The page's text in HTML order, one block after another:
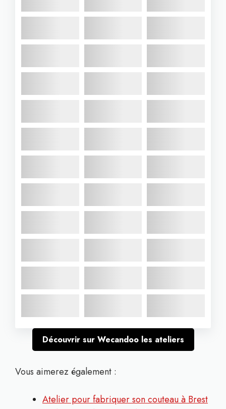
Découvrir sur Wecandoo les ateliers
Vous aimerez également :
Atelier pour fabriquer son couteau à Brest